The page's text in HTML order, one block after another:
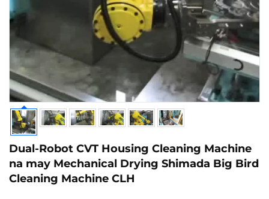
Dual-Robot CVT Housing Cleaning Machine
na may Mechanical Drying Shimada Big Bird
Cleaning Machine CLH